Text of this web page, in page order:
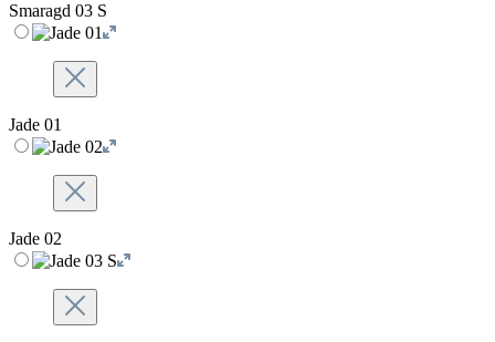
Smaragd 03 S
Jade 01
Jade 02